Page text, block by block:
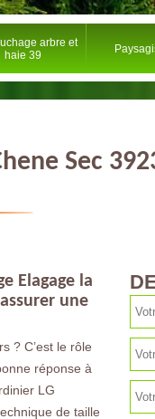
arbre et
haie 39
Sec
Elagage la
une
? C’est le rôle
réponse à
LG
de taille